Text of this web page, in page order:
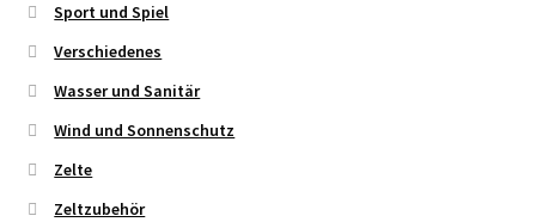
Sport und Spiel
Verschiedenes
Wasser und Sanitär
Wind und Sonnenschutz
Zelte
Zeltzubehör